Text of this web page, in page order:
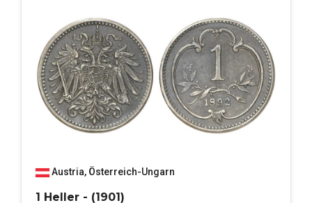
Austria, Österreich-Ungarn
1 Heller - (1901)